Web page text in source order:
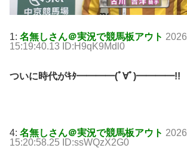
1: 名無しさん＠実況で競馬板アウト
15:19:40.13 ID:H9qK9Mdl0
ついに時代がｷﾀ━━━━(ﾟ∀ﾟ)━━━━!!
4: 名無しさん＠実況で競馬板アウト
15:20:58.25 ID:ssWQzX2G0